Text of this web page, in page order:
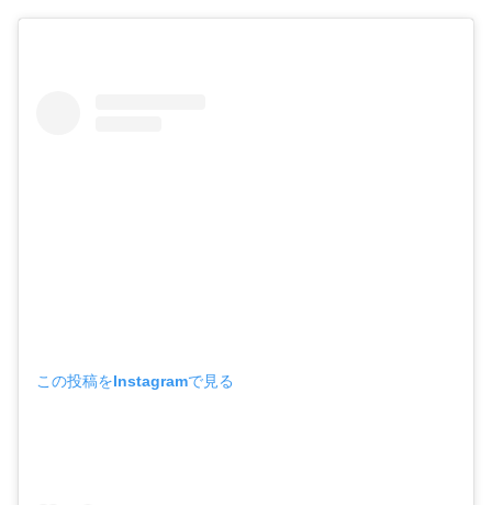
この投稿をInstagramで見る